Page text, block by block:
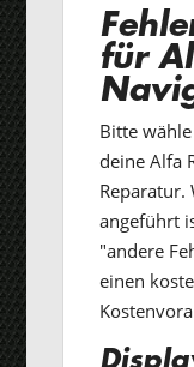
für
Bitte
deine Alfa
Reparatur.
angeführt
"andere
einen